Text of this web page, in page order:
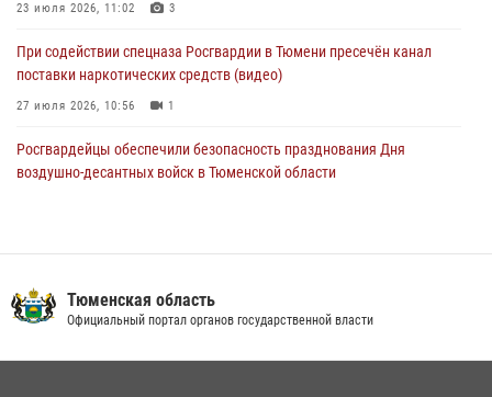
23 июля 2026, 11:02 3
При содействии спецназа Росгвардии в Тюмени пресечён канал
поставки наркотических средств (видео)
27 июля 2026, 10:56 1
Росгвардейцы обеспечили безопасность празднования Дня
воздушно-десантных войск в Тюменской области
10 июля 2026, 11:46 7
Тюменская область
Официальный портал органов государственной власти